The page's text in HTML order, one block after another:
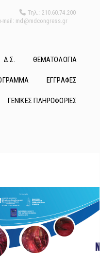
Τηλ.: 210.60.74.200
mail: md@mdcongress.gr
Δ.Σ. ΘΕΜΑΤΟΛΟΓΙΑ
ΕΓΓΡΑΦΕΣ
ΓΕΝΙΚΕΣ ΠΛΗΡΟΦΟΡΙΕΣ